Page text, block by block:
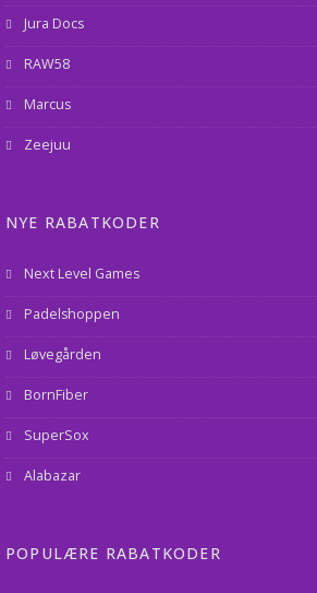
Jura Docs
RAW58
Marcus
Zeejuu
NYE RABATKODER
Next Level Games
Padelshoppen
Løvegården
BornFiber
SuperSox
Alabazar
POPULÆRE RABATKODER